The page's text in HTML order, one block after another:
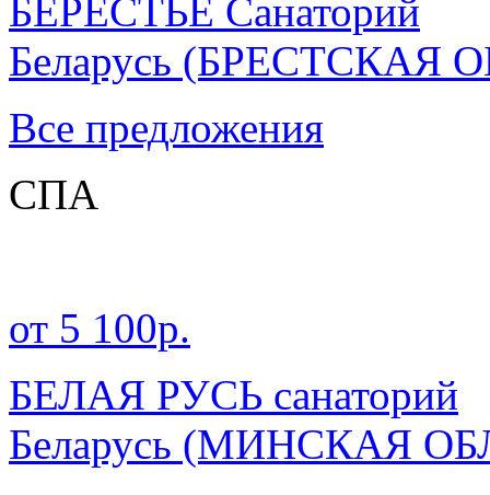
БЕРЕСТЬЕ Санаторий
Беларусь (БРЕСТСКАЯ
Все предложения
СПА
от 5 100р.
БЕЛАЯ РУСЬ санаторий
Беларусь (МИНСКАЯ